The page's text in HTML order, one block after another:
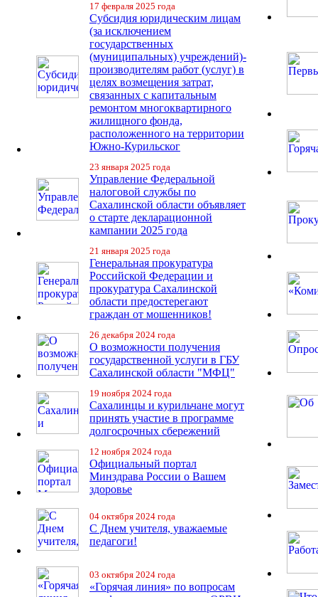
17 февраля 2025 года
Субсидия юридическим лицам
(за исключением
государственных
(муниципальных) учреждений)-
производителям работ (услуг) в
целях возмещения затрат,
связанных с капитальным
ремонтом многоквартирного
жилищного фонда,
расположенного на территории
Южно-Курильског
23 января 2025 года
Управление Федеральной
налоговой службы по
Сахалинской области объявляет
о старте декларационной
кампании 2025 года
21 января 2025 года
Генеральная прокуратура
Российской Федерации и
прокуратура Сахалинской
области предостерегают
граждан от мошенников!
26 декабря 2024 года
О возможности получения
государственной услуги в ГБУ
Сахалинской области "МФЦ"
19 ноября 2024 года
Сахалинцы и курильчане могут
принять участие в программе
долгосрочных сбережений
12 ноября 2024 года
Официальный портал
Минздрава России о Вашем
здоровье
04 октября 2024 года
С Днем учителя, уважаемые
педагоги!
03 октября 2024 года
«Горячая линия» по вопросам